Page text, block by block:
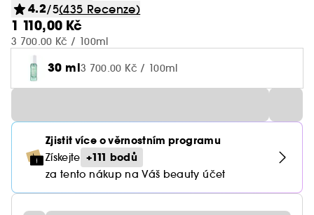
4.2/5(435 Recenze)
1 110,00 Kč
3 700.00 Kč / 100ml
30 ml3 700.00 Kč / 100ml
Zjistit více o věrnostním programu
Získejte +111 bodů
za tento nákup na Váš beauty účet